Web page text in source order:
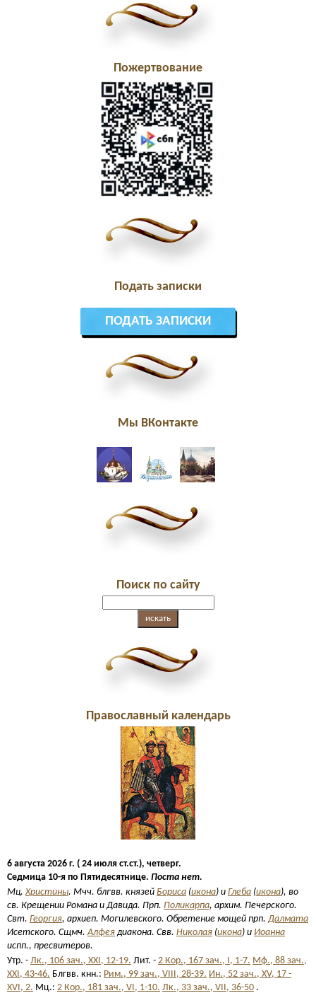
Пожертвование
Подать записки
ПОДАТЬ ЗАПИСКИ
Мы ВКонтакте
Поиск по сайту
Православный календарь
6 августа 2026 г. ( 24 июля ст.ст.), четверг.
Седмица 10-я по Пятидесятнице. Поста нет.
Мц.Христины. Мчч. блгвв. князей Бориса (икона) и Глеба (икона), во
св. Крещении Романа и Давида. Прп. Поликарпа, архим. Печерского.
Свт. Георгия, архиеп. Могилевского. Обретение мощей прп. Далмата
Исетского. Сщмч.Алфея диакона. Свв. Николая (икона) и Иоанна
испп., пресвитеров.
Утр. - Лк., 106 зач., XXI, 12-19. Лит. - 2 Кор., 167 зач., I, 1-7. Мф., 88 зач.,
XXI, 43-46. Блгвв. кнн.: Рим., 99 зач., VIII, 28-39. Ин., 52 зач., XV, 17 -
XVI, 2. Мц.: 2 Кор., 181 зач., VI, 1-10. Лк., 33 зач., VII, 36-50 .